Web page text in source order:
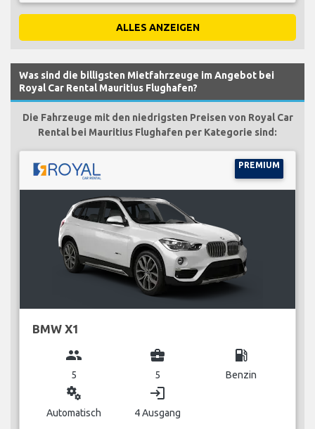
ALLES ANZEIGEN
Was sind die billigsten Mietfahrzeuge im Angebot bei
Royal Car Rental Mauritius Flughafen?
Die Fahrzeuge mit den niedrigsten Preisen von Royal Car
Rental bei Mauritius Flughafen per Kategorie sind:
PREMIUM
BMW X1
group
5
business_center
5
local_gas_station
Benzin
miscellaneous_services
Automatisch
login
4 Ausgang